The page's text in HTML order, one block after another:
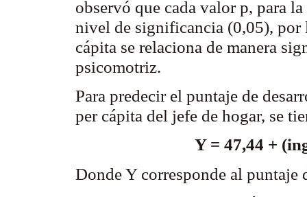
observó que cada valor p, para
nivel de significancia (0,05), por
cápita se relaciona de manera
psicomotriz.
Para predecir el puntaje de
per cápita del jefe de hogar, se
Y = 47,44 +
Donde Y corresponde al